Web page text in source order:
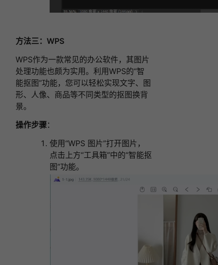
方法三：WPS
WPS作为一款常见的办公软件，其图片
处理功能也颇为实用。利用WPS的“智
能抠图”功能，您可以轻松实现文字、图
形、人像、商品等不同类型的抠图换背
景。
操作步骤：
使用“WPS 图片”打开图片，
点击上方“工具箱”中的“智能抠
图”功能。